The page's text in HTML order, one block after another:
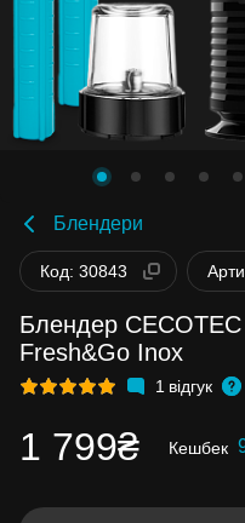
Блендери
Код: 30843
Блендер
Fresh&Go Inox
1 відгук
1 799₴ Кешбек